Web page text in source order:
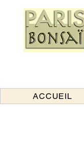
ACCUEIL